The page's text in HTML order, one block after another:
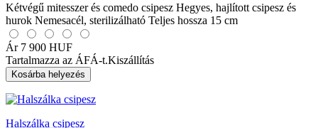
Kétvégű mitesszer és comedo csipesz Hegyes, hajlított csipesz és
hurok Nemesacél, sterilizálható Teljes hossza 15 cm
Ár 7 900 HUF
Tartalmazza az ÁFÁ-t.Kiszállítás
Kosárba helyezés
Halszálka csipesz